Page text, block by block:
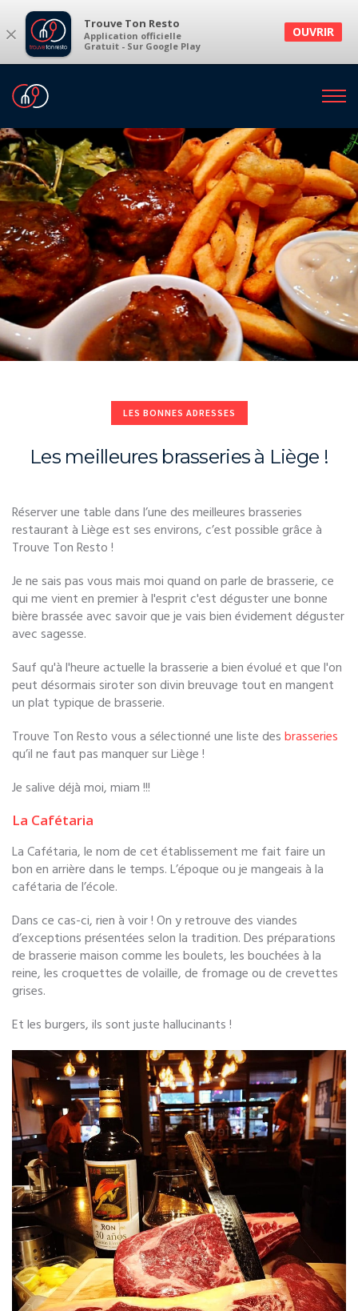
× Trouve Ton Resto
Application officielle
Gratuit - Sur Google Play
OUVRIR
LES BONNES ADRESSES
Les meilleures brasseries à Liège !
Réserver une table dans l’une des meilleures brasseries
restaurant à Liège est ses environs, c’est possible grâce à
Trouve Ton Resto !
Je ne sais pas vous mais moi quand on parle de brasserie, ce
qui me vient en premier à l'esprit c'est déguster une bonne
bière brassée avec savoir que je vais bien évidement déguster
avec sagesse.
Sauf qu'à l'heure actuelle la brasserie a bien évolué et que l'on
peut désormais siroter son divin breuvage tout en mangent
un plat typique de brasserie.
Trouve Ton Resto vous a sélectionné une liste desbrasseries
qu’il ne faut pas manquer sur Liège !
Je salive déjà moi, miam !!!
La Cafétaria
La Cafétaria, le nom de cet établissement me fait faire un
bon en arrière dans le temps. L’époque ou je mangeais à la
cafétaria de l’école.
Dans ce cas-ci, rien à voir ! On y retrouve des viandes
d’exceptions présentées selon la tradition. Des préparations
de brasserie maison comme les boulets, les bouchées à la
reine, les croquettes de volaille, de fromage ou de crevettes
grises.
Et les burgers, ils sont juste hallucinants !